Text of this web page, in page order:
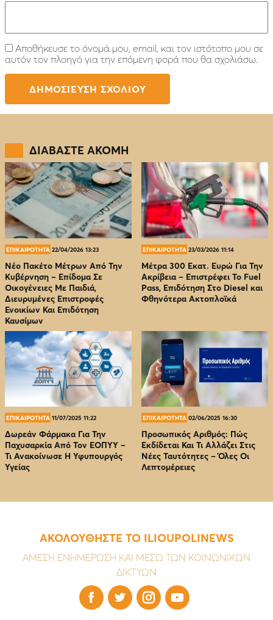
Αποθήκευσε το όνομά μου, email, και τον ιστότοπο μου σε
αυτόν τον πλοηγό για την επόμενη φορά που θα σχολιάσω.
ΔΙΑΒΑΣΤΕ ΑΚΟΜΗ
ΕΠΙΚΑΙΡΟΤΗΤΑ 22/04/2026 13:23
Νέο Πακέτο Μέτρων Από Την
Κυβέρνηση – Επίδομα Σε
Οικογένειες Με Παιδιά,
Διευρυμένες Επιστροφές
Ενοικίων Και Επιδότηση
Καυσίμων
ΕΠΙΚΑΙΡΟΤΗΤΑ 23/03/2026 11:14
Μέτρα 300 Εκατ. Ευρώ Για Την
Ακρίβεια – Επιστρέφει Το Fuel
Pass, Επιδότηση Στο Diesel και
Φθηνότερα Ακτοπλοϊκά
ΕΠΙΚΑΙΡΟΤΗΤΑ 11/07/2025 11:22
Δωρεάν Φάρμακα Για Την
Παχυσαρκία Από Τον EOΠΥΥ –
Τι Ανακοίνωσε Η Υφυπουργός
Υγείας
ΕΠΙΚΑΙΡΟΤΗΤΑ 02/06/2025 16:30
Προσωπικός Αριθμός: Πώς
Εκδίδεται Και Τι Αλλάζει Στις
Νέες Ταυτότητες – Όλες Οι
Λεπτομέρειες
ΑΚΟΛΟΥΘΗΣΤΕ ΤΟ ILIOUPOLINEWS
ΑΜΕΣΗ ΕΝΗΜΕΡΩΣΗ ΚΑΙ ΜΕΣΩ ΤΩΝ ΚΟΙΝΩΝΙΚΩΝ
ΔΙΚΤΥΩΝ
   